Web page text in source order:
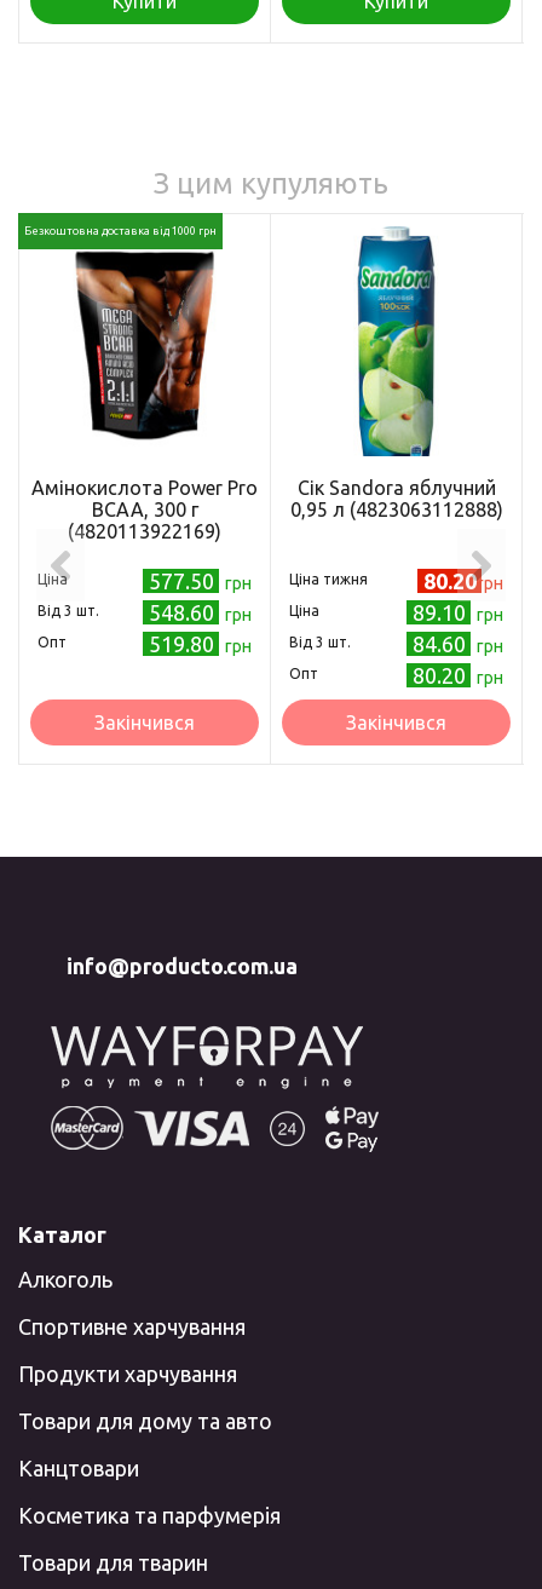
З цим купуляють
Безкоштовна доставка від 1000 грн
Амінокислота Power Pro
BCAA, 300 г
(4820113922169)
Ціна 577.50 грн
Від 3 шт. 548.60 грн
Опт 519.80 грн
Закінчився
Сік Sandora яблучний
0,95 л (4823063112888)
Ціна тижня 80.20грн
Ціна 89.10 грн
Від 3 шт. 84.60 грн
Опт 80.20 грн
Закінчився
info@producto.com.ua
Каталог
Алкоголь
Спортивне харчування
Продукти харчування
Товари для дому та авто
Канцтовари
Косметика та парфумерія
Товари для тварин